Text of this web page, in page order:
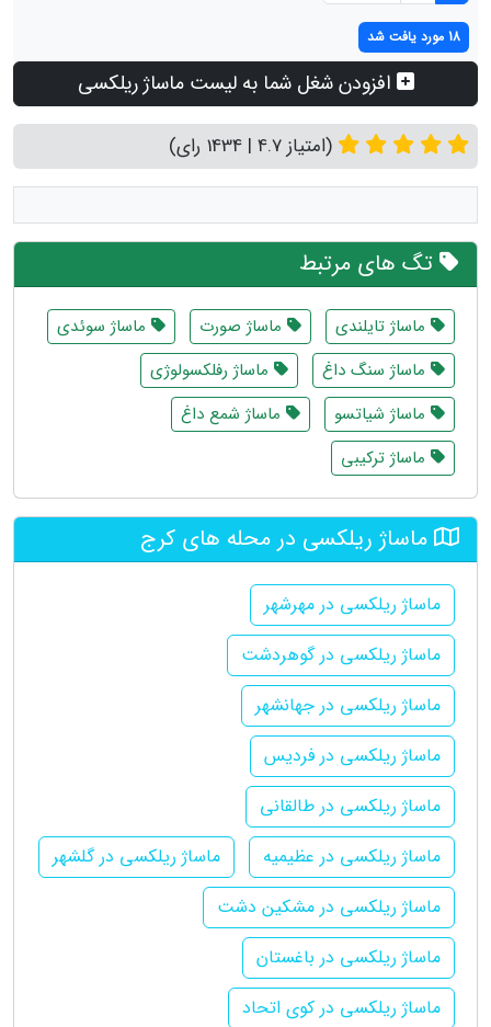
18 مورد یافت شد
افزودن شغل شما به لیست ماساژ ریلکسی
(امتیاز 4.7 | 1434 رای)
تگ های مرتبط
ماساژ تایلندی ماساژ صورت
ماساژ سوئدی
ماساژ سنگ داغ
ماساژ رفلکسولوژی
ماساژ شیاتسو
ماساژ شمع داغ
ماساژ ترکیبی
ماساژ ریلکسی در محله های کرج
ماساژ ریلکسی در مهرشهر
ماساژ ریلکسی در گوهردشت
ماساژ ریلکسی در جهانشهر
ماساژ ریلکسی در فردیس
ماساژ ریلکسی در طالقانی
ماساژ ریلکسی در عظیمیه
ماساژ ریلکسی در گلشهر
ماساژ ریلکسی در مشکین دشت
ماساژ ریلکسی در باغستان
ماساژ ریلکسی در کوی اتحاد